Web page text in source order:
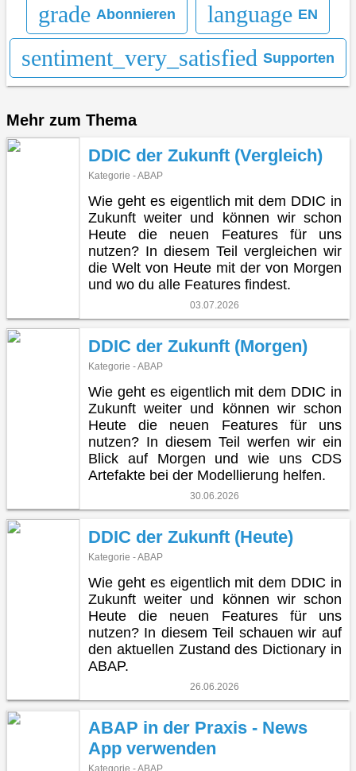
grade Abonnieren language EN
sentiment_very_satisfied Supporten
Mehr zum Thema
DDIC der Zukunft (Vergleich)
Kategorie - ABAP
Wie geht es eigentlich mit dem DDIC in
Zukunft weiter und können wir schon
Heute die neuen Features für uns
nutzen? In diesem Teil vergleichen wir
die Welt von Heute mit der von Morgen
und wo du alle Features findest.
03.07.2026
DDIC der Zukunft (Morgen)
Kategorie - ABAP
Wie geht es eigentlich mit dem DDIC in
Zukunft weiter und können wir schon
Heute die neuen Features für uns
nutzen? In diesem Teil werfen wir ein
Blick auf Morgen und wie uns CDS
Artefakte bei der Modellierung helfen.
30.06.2026
DDIC der Zukunft (Heute)
Kategorie - ABAP
Wie geht es eigentlich mit dem DDIC in
Zukunft weiter und können wir schon
Heute die neuen Features für uns
nutzen? In diesem Teil schauen wir auf
den aktuellen Zustand des Dictionary in
ABAP.
26.06.2026
ABAP in der Praxis - News
App verwenden